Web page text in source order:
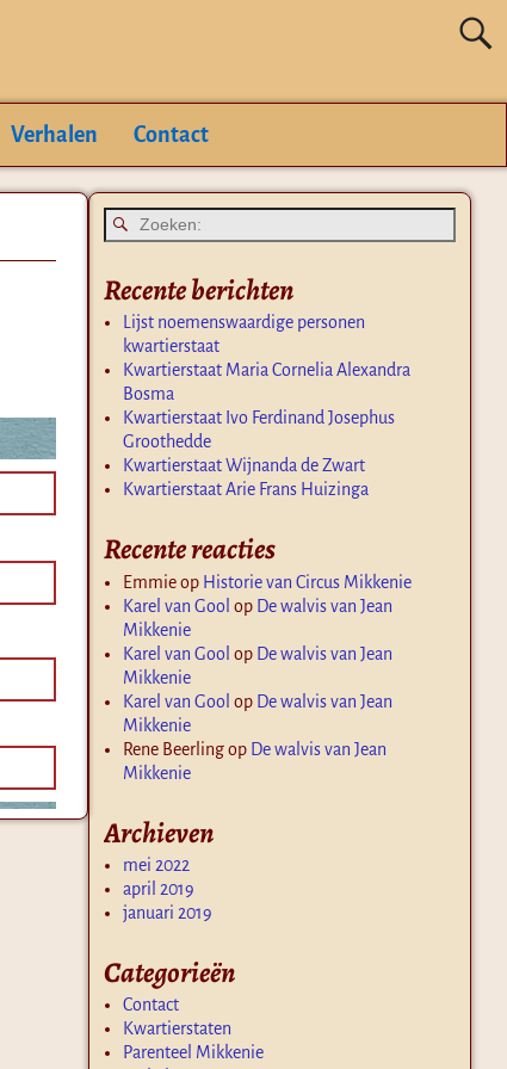
Verhalen Contact
Recente berichten
Lijst noemenswaardige personen
kwartierstaat
Kwartierstaat Maria Cornelia Alexandra
Bosma
Kwartierstaat Ivo Ferdinand Josephus
Groothedde
Kwartierstaat Wijnanda de Zwart
Kwartierstaat Arie Frans Huizinga
Recente reacties
Emmieop Historie van Circus Mikkenie
Karel van Gool op De walvis van Jean
Mikkenie
Karel van Gool op De walvis van Jean
Mikkenie
Karel van Gool op De walvis van Jean
Mikkenie
Rene Beerlingop De walvis van Jean
Mikkenie
Archieven
mei 2022
april 2019
januari 2019
Categorieën
Contact
Kwartierstaten
Parenteel Mikkenie